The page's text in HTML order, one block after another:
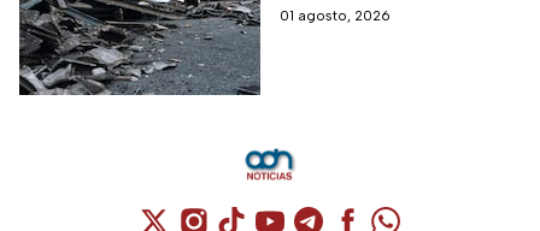
la comunidad científica
01 agosto, 2026
Cuenta de X / Twitter (se abre en una
Cuenta de Instagram (se abre en una
Cuenta de TikTok (se abre en
Cuenta de YouTube (se abre
Cuenta de Telegram (se
Cuenta de
Cuenta de